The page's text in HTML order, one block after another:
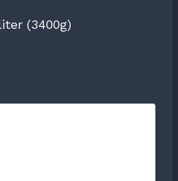
(3400g)